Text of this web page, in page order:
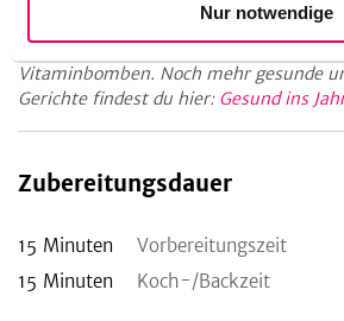
Nur notwendige
Gönn dir besonders jetzt in der kalten
Vitaminbomben. Noch mehr gesunde
Gerichte findest du hier: Gesund ins
Zubereitungsdauer
15 Minuten
Vorbereitungszeit
15 Minuten Koch-/Backzeit